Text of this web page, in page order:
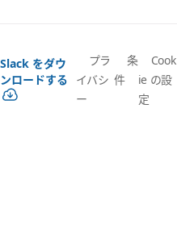
Slack をダウ
ンロードする
プラ
イバシ
ー
条
件
Cook
ie の設
定